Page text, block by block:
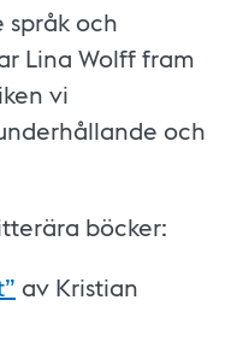
språk och
Lina Wolff fram
vi
och
böcker:
av Kristian